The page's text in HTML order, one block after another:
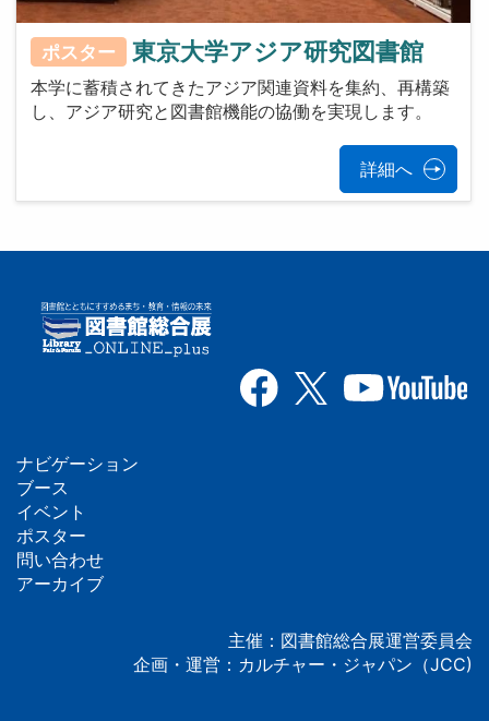
ポスター 東京大学アジア研究図書館
本学に蓄積されてきたアジア関連資料を集約、再構築
し、アジア研究と図書館機能の協働を実現します。
詳細へ
フ
ッ
タ
ナビゲーション
ブース
イベント
ポスター
問い合わせ
アーカイブ
主催：図書館総合展運営委員会
企画・運営：カルチャー・ジャパン（JCC)